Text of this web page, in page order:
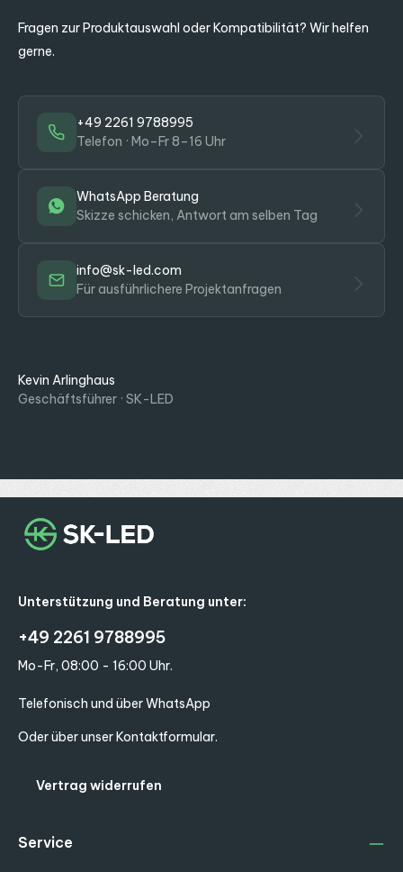
Fragen zur Produktauswahl oder Kompatibilität? Wir helfen
gerne.
+49 2261 9788995
Telefon · Mo–Fr 8–16 Uhr
WhatsApp Beratung
Skizze schicken, Antwort am selben Tag
info@sk-led.com
Für ausführlichere Projektanfragen
Kevin Arlinghaus
Geschäftsführer · SK-LED
Unterstützung und Beratung unter:
+49 2261 9788995
Mo-Fr, 08:00 - 16:00 Uhr.
Telefonisch und über WhatsApp
Oder über unserKontaktformular.
Vertrag widerrufen
Service